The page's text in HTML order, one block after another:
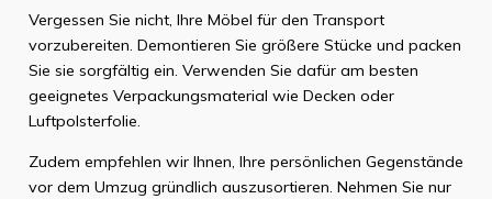
Vergessen Sie nicht, Ihre Möbel für den Transport
vorzubereiten. Demontieren Sie größere Stücke und packen
Sie sie sorgfältig ein. Verwenden Sie dafür am besten
geeignetes Verpackungsmaterial wie Decken oder
Luftpolsterfolie.
Zudem empfehlen wir Ihnen, Ihre persönlichen Gegenstände
vor dem Umzug gründlich auszusortieren. Nehmen Sie nur